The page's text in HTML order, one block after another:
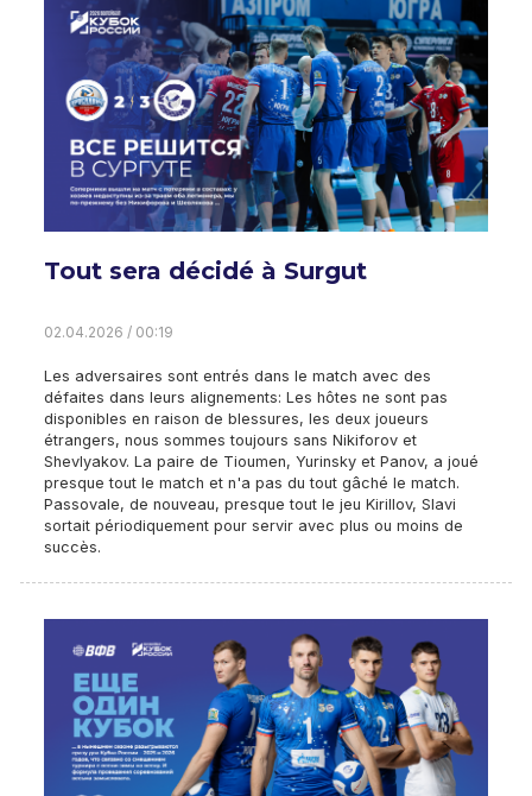
Tout sera décidé à Surgut
02.04.2026 / 00:19
Les adversaires sont entrés dans le match avec des
défaites dans leurs alignements: Les hôtes ne sont pas
disponibles en raison de blessures, les deux joueurs
étrangers, nous sommes toujours sans Nikiforov et
Shevlyakov. La paire de Tioumen, Yurinsky et Panov, a joué
presque tout le match et n'a pas du tout gâché le match.
Passovale, de nouveau, presque tout le jeu Kirillov, Slavi
sortait périodiquement pour servir avec plus ou moins de
succès.